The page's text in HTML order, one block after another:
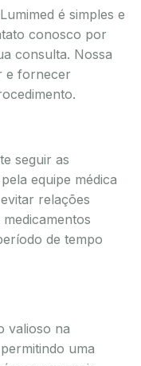
é simples e
conosco por
consulta. Nossa
e fornecer
seguir as
equipe médica
relações
de tempo
valioso na
uma